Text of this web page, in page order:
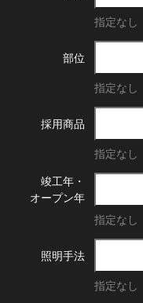
指定なし
部位
指定なし
採用商品
指定なし
竣工年・
オープン年
指定なし
照明手法
指定なし